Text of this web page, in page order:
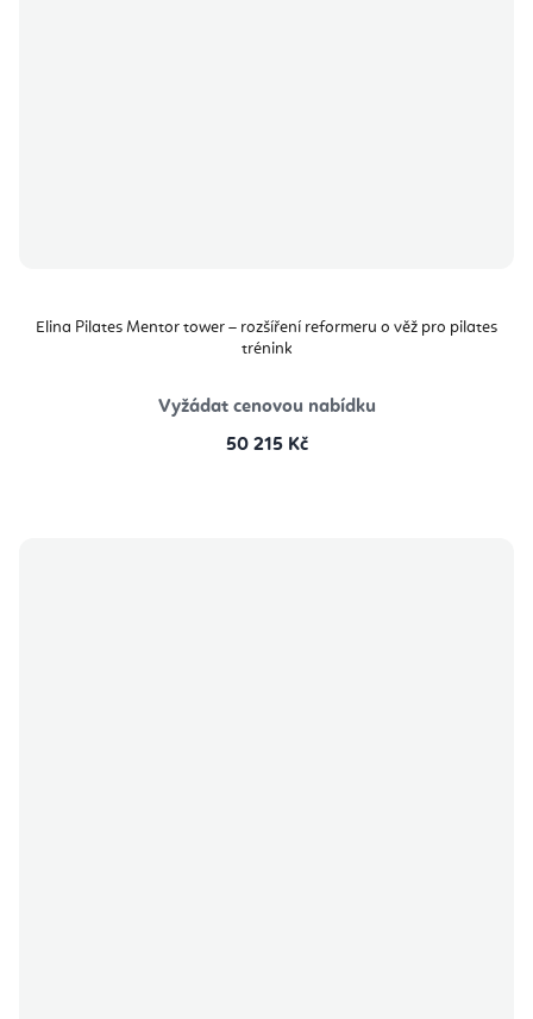
Elina Pilates Mentor tower – rozšíření reformeru o věž pro pilates
trénink
Vyžádat cenovou nabídku
50 215 Kč